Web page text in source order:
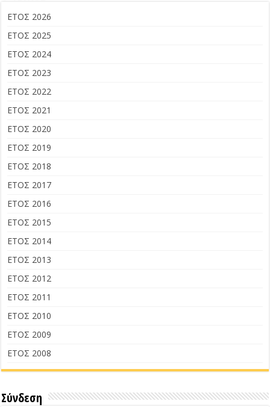
ΕΤΟΣ 2026
ΕΤΟΣ 2025
ΕΤΟΣ 2024
ΕΤΟΣ 2023
ΕΤΟΣ 2022
ΕΤΟΣ 2021
ΕΤΟΣ 2020
ΕΤΟΣ 2019
ΕΤΟΣ 2018
ΕΤΟΣ 2017
ΕΤΟΣ 2016
ΕΤΟΣ 2015
ΕΤΟΣ 2014
ΕΤΟΣ 2013
ΕΤΟΣ 2012
ΕΤΟΣ 2011
ΕΤΟΣ 2010
ΕΤΟΣ 2009
ΕΤΟΣ 2008
Σύνδεση